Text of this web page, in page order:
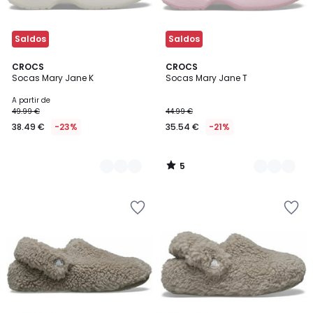
Saldos
CROCS
Socas Mary Jane K
A partir de
49.99 €
38.49 € -23%
2
Cores
Saldos
CROCS
Socas Mary Jane T
44.99 €
35.54 € -21%
5
/
2
Cores
5
/